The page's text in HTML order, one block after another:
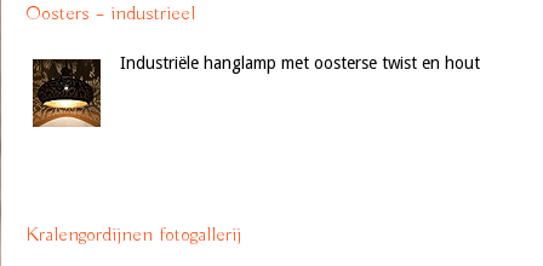
Oosters – industrieel
Industriële hanglamp met oosterse twist en hout
Kralengordijnen fotogallerij